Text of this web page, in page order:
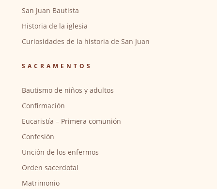
San Juan Bautista
Historia de la iglesia
Curiosidades de la historia de San Juan
SACRAMENTOS
Bautismo de niños y adultos
Confirmación
Eucaristía – Primera comunión
Confesión
Unción de los enfermos
Orden sacerdotal
Matrimonio